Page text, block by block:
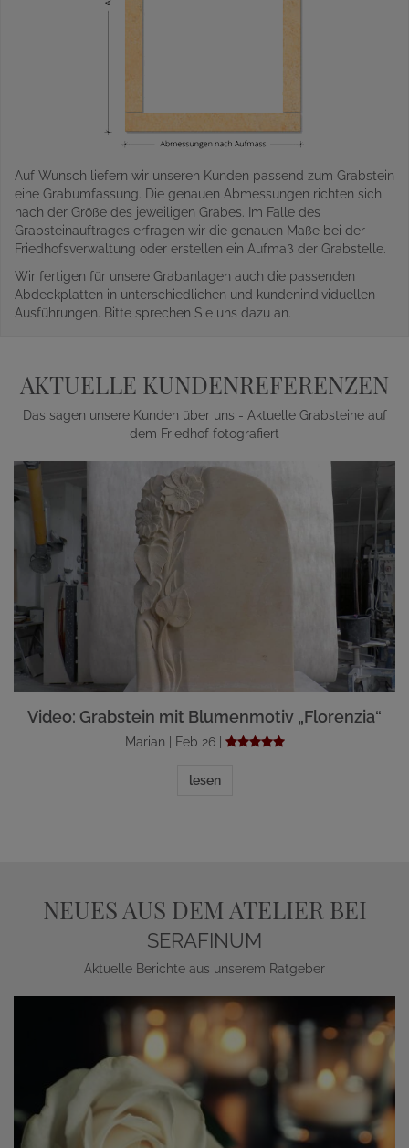
Auf Wunsch liefern wir unseren Kunden passend zum Grabstein
eine Grabumfassung. Die genauen Abmessungen richten sich
nach der Größe des jeweiligen Grabes. Im Falle des
Grabsteinauftrages erfragen wir die genauen Maße bei der
Friedhofsverwaltung oder erstellen ein Aufmaß der Grabstelle.
Wir fertigen für unsere Grabanlagen auch die passenden
Abdeckplatten in unterschiedlichen und kundenindividuellen
Ausführungen. Bitte sprechen Sie uns dazu an.
AKTUELLE KUNDENREFERENZEN
Das sagen unsere Kunden über uns - Aktuelle Grabsteine auf
dem Friedhof fotografiert
Video: Grabstein mit Blumenmotiv „Florenzia“
Marian | Feb 26 |
lesen
NEUES AUS DEM ATELIER BEI
SERAFINUM
Aktuelle Berichte aus unserem Ratgeber